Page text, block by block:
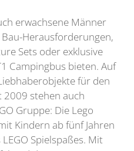
erwachsene Männer
Herausforderungen,
Sets oder exklusive
Campingbus bieten. Auf
für den
2009 stehen auch
Gruppe: Die Lego
Kindern ab fünf Jahren
Spielspaßes. Mit